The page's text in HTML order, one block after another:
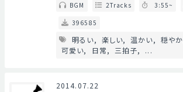
BGM 2Tracks
3:55~
396585
明るい 楽しい 温かい 穏やか
可愛い
日常 三拍子 ...
2014.07.22